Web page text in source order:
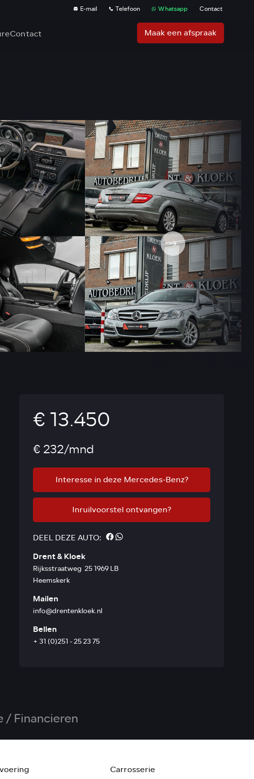
E-mail Telefoon Whatsapp Contact
Contact Maak een afspraak
€ 13.450
€ 232/mnd
Interesse in deze Mercedes-Benz?
Inruilvoorstel ontvangen?
DEEL DEZE AUTO:
Drent & Kloek
Rijksstraatweg 25 1969 LB
Heemskerk
Mailen
info@drentenkloek.nl
Bellen
+ 31 (0)251 - 25 23 75
/ Financieren
Carrosserie